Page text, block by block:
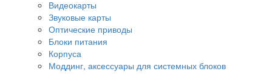
Видеокарты
Звуковые карты
Оптические приводы
Блоки питания
Корпуса
Моддинг, аксессуары для системных блоков